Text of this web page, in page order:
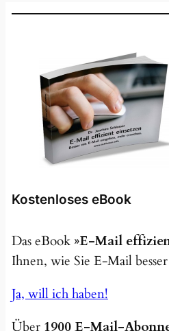
Kostenloses eBook
Das eBook »E-Mail
Ihnen, wie Sie E-Mail
Ja, will ich haben!
Über 1900 E-Mail-